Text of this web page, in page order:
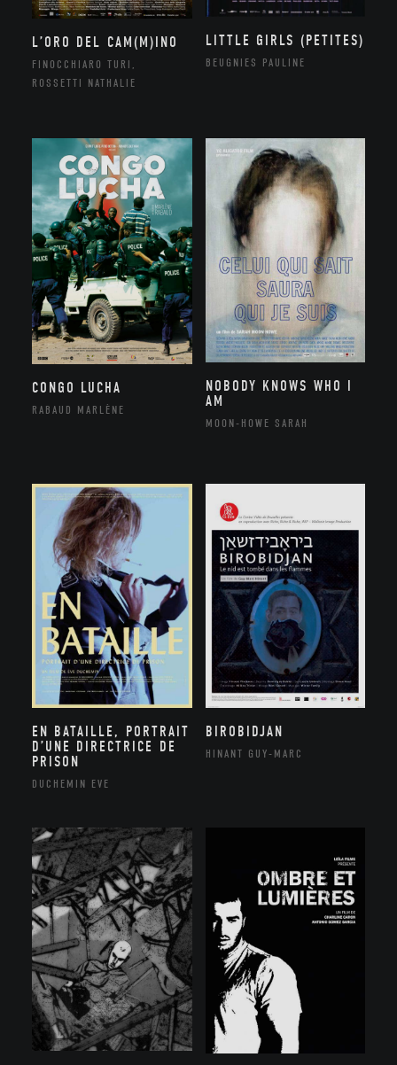
L’ORO DEL CAM(M)INO
FINOCCHIARO TURI,
ROSSETTI NATHALIE
LITTLE GIRLS (PETITES)
BEUGNIES PAULINE
CONGO LUCHA
RABAUD MARLÈNE
NOBODY KNOWS WHO I
AM
MOON-HOWE SARAH
EN BATAILLE, PORTRAIT
D’UNE DIRECTRICE DE
PRISON
DUCHEMIN EVE
BIROBIDJAN
HINANT GUY-MARC